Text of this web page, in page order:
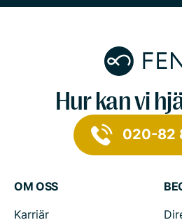
Hur kan vi
020-82
OM OSS
Karriär